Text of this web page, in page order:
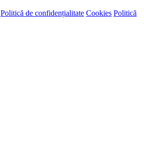
Politică de confidențialitate Cookies Politică